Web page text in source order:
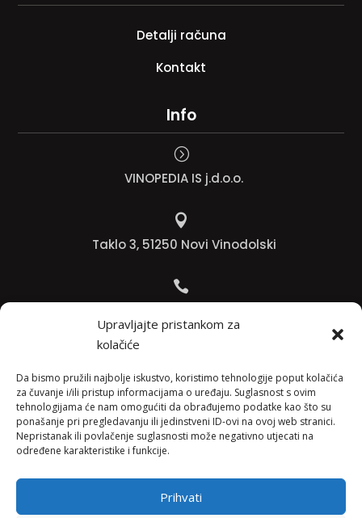
Upravljajte pristankom za
kolačiće
Da bismo pružili najbolje iskustvo, koristimo tehnologije poput kolačića
za čuvanje i/ili pristup informacijama o uređaju. Suglasnost s ovim
tehnologijama će nam omogućiti da obrađujemo podatke kao što su
ponašanje pri pregledavanju ili jedinstveni ID-ovi na ovoj web stranici.
Nepristanak ili povlačenje suglasnosti može negativno utjecati na
određene karakteristike i funkcije.
Prihvati
Detalji računa
Kontakt
Info
=
VINOPEDIA IS j.d.o.o.

Taklo 3, 51250 Novi Vinodolski

Jadranko +385 91 501 4218

info@vinopedia.hr
© 2023, Vinopedia, sva prava sadržana / Web by